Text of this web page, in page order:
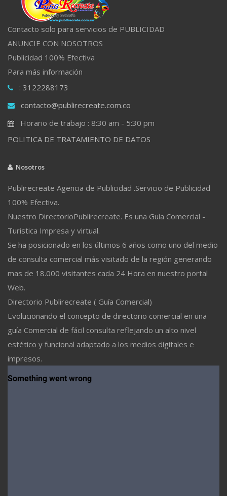
Contacto solo para servicios de PUBLICIDAD
ANUNCIE CON NOSOTROS
Publicidad 100% Efectiva
Para más información
: 3122288173
contacto@publirecreate.com.co
Horario de trabajo : 8:30 am - 5:30 pm
POLITICA DE TRATAMIENTO DE DATOS
Nosotros
Publirecreate Agencia de Publicidad .Servicio de Publicidad
100% Efectiva.
Nuestro DirectorioPublirecreate. Es una Guía Comercial -
Turistica Impresa y virtual.
Se ha posicionado en los últimos 6 años como uno del medio
de consulta comercial más visitado de la región generando
mas de 18.000 visitantes cada 24 Hora en nuestro portal
Web.
Directorio Publirecreate ( Guía Comercial)
Evolucionando el concepto de directorio comercial en una
guía Comercial de fácil consulta reflejando un alto nivel
estético y funcional adaptado a los medios digitales e
impresos.